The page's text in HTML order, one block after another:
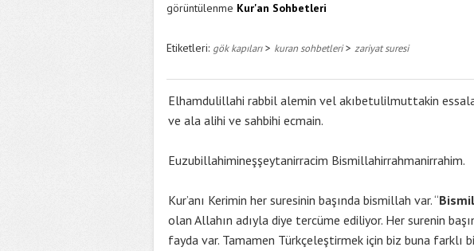
görüntülenme Kur'an Sohbetleri
Etiketleri: gök kapıları> kuran sohbetleri> zariyat suresi
Elhamdulillahi rabbil alemin vel akıbetulilmuttakin
ve ala alihi ve sahbihi ecmain.
Euzubillahimineşşeytanirracim Bismillahirrahmanirrahim.
Kur’anı Kerimin her suresinin başında bismillah var. “
olan Allahın adıyla diye tercüme ediliyor. Her surenin
fayda var. Tamamen Türkçeleştirmek için biz buna farklı